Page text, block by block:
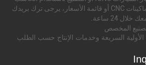
الآلي للفضاء، أو روبوتات ماكينات CNC أو قائمة الأسعار، يرجى ترك بريدك
24 ساعة.
السريعة وخدمات الإنتاج حسب الطلب